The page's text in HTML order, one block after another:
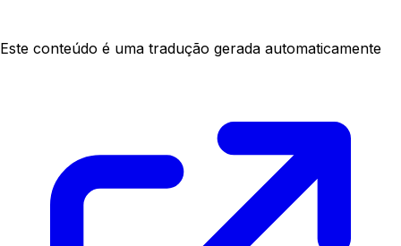
Este conteúdo é uma tradução gerada automaticamente